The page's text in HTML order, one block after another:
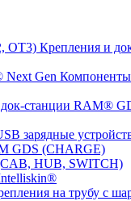
Крепления и
станции RAM®
зарядные
GDS (CHARGE)
HUB, SWITCH)
на трубу с